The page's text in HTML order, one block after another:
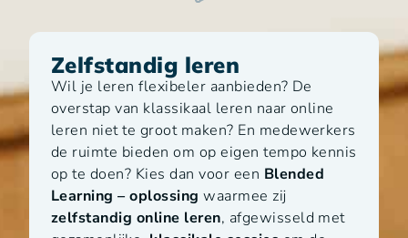
Zelfstandig leren
Wil je leren flexibeler aanbieden? De
overstap van klassikaal leren naar online
leren niet te groot maken? En medewerkers
de ruimte bieden om op eigen tempo kennis
op te doen? Kies dan voor een Blended
Learning – oplossing waarmee zij
zelfstandig online leren, afgewisseld met